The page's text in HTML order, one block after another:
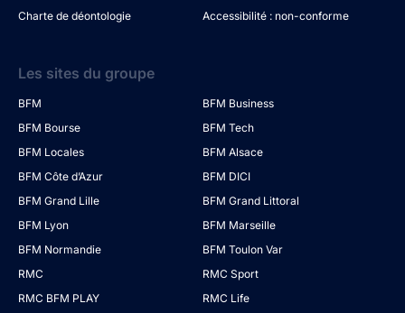
Charte de déontologie
Accessibilité : non-conforme
Les sites du groupe
BFM
BFM Business
BFM Bourse
BFM Tech
BFM Locales
BFM Alsace
BFM Côte d’Azur
BFM DICI
BFM Grand Lille
BFM Grand Littoral
BFM Lyon
BFM Marseille
BFM Normandie
BFM Toulon Var
RMC
RMC Sport
RMC BFM PLAY
RMC Life